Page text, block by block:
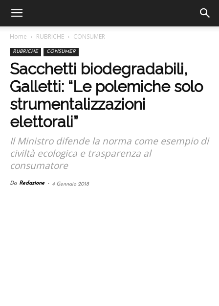
Home RUBRICHE CONSUMER
RUBRICHE CONSUMER
Sacchetti biodegradabili,
Galletti: “Le polemiche solo
strumentalizzazioni
elettorali”
Il Ministro difende la norma come esempio di
civiltà ecologica e trasparenza al
consumatore
Da Redazione - 4 Gennaio 2018